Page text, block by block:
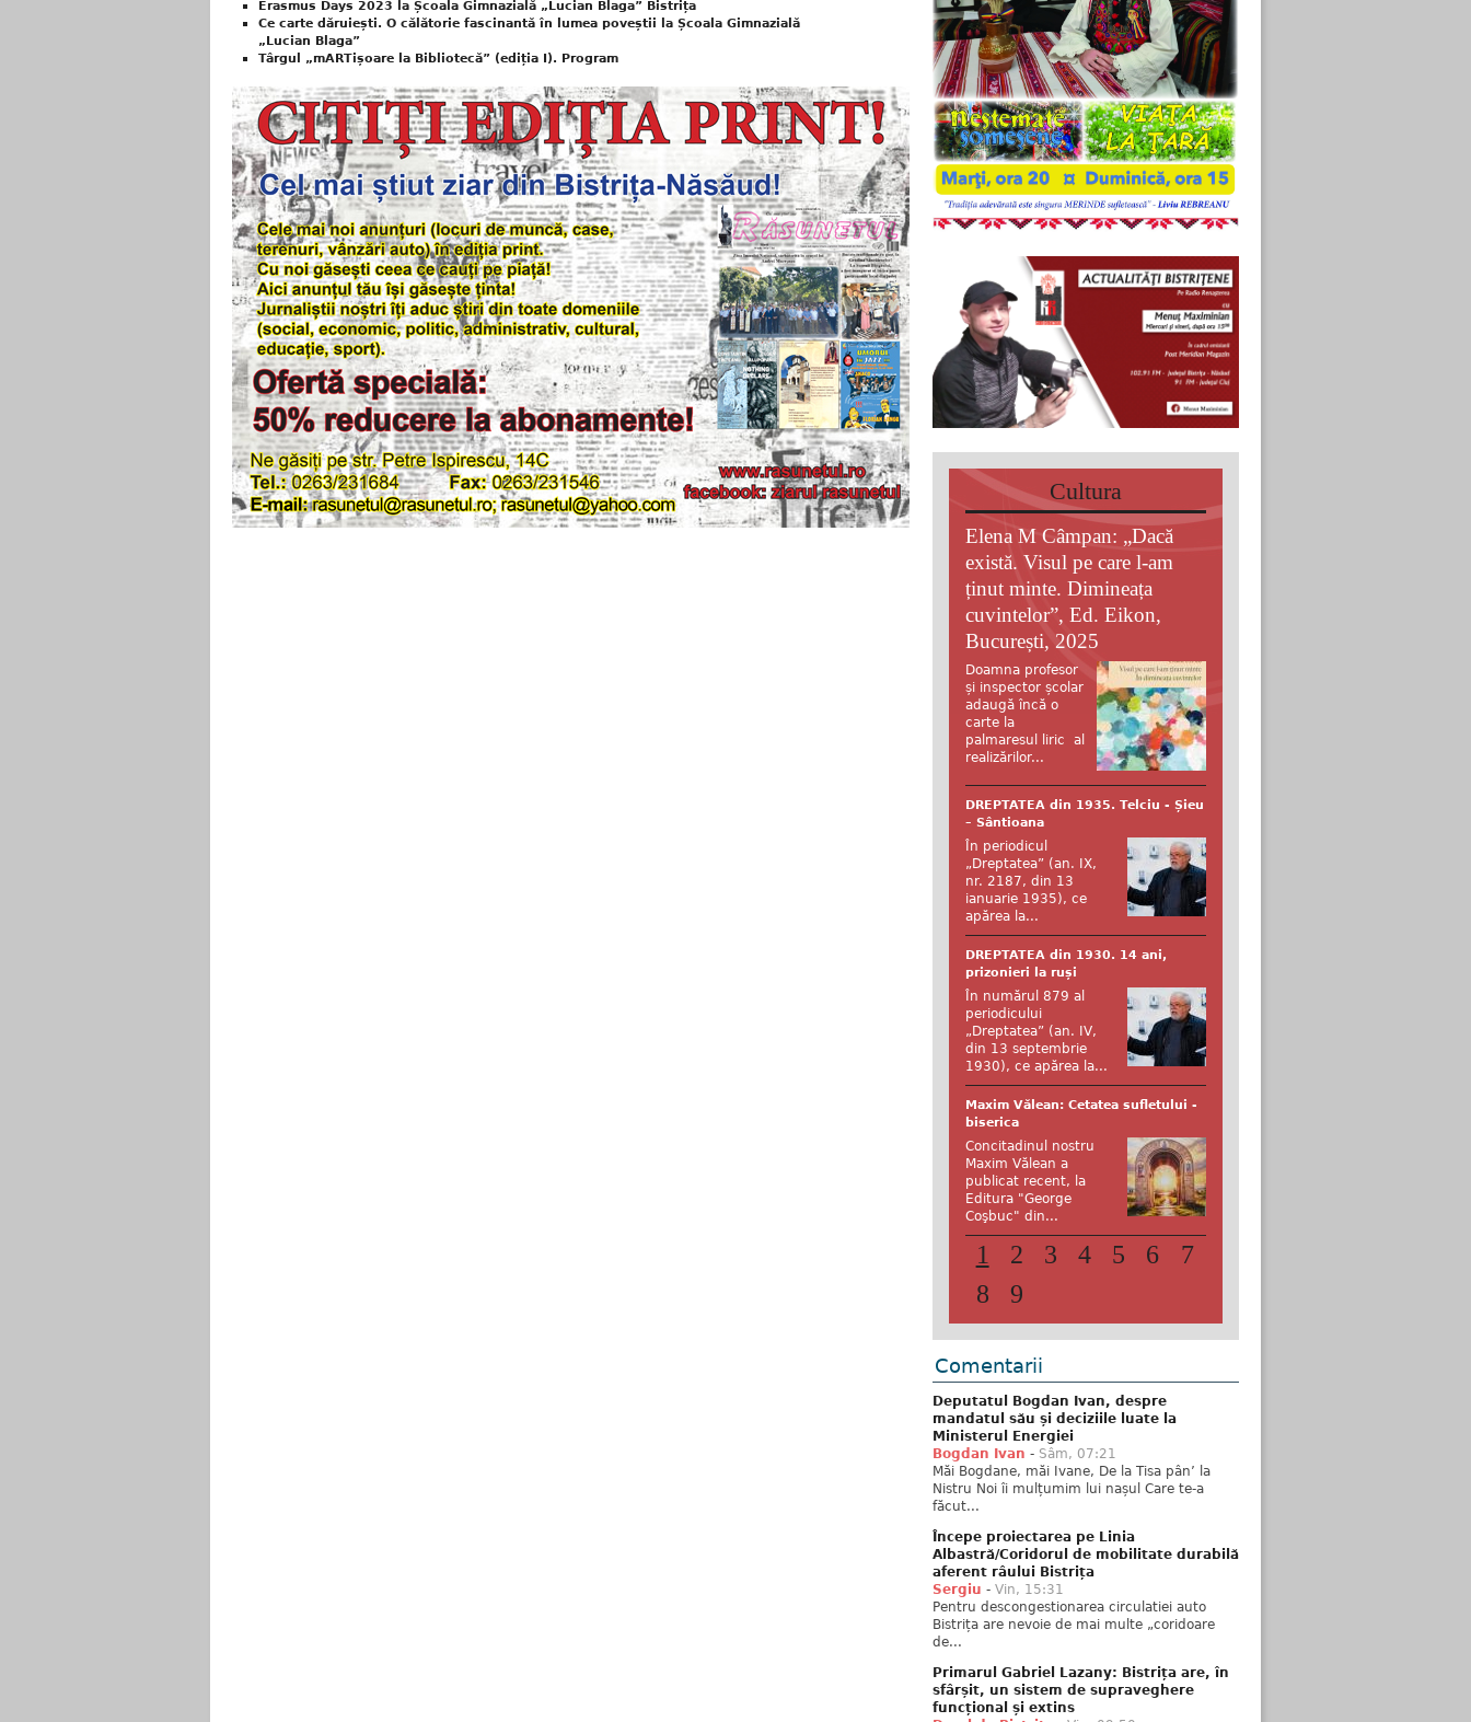
Erasmus Days 2023 la Școala Gimnazială „Lucian Blaga” Bistrița
Ce carte dăruiești. O călătorie fascinantă în lumea poveștii la Școala Gimnazială
„Lucian Blaga”
Târgul „mARTișoare la Bibliotecă” (ediția I). Program
Cultura
Elena M Câmpan: „Dacă
există. Visul pe care l-am
ținut minte. Dimineața
cuvintelor”, Ed. Eikon,
București, 2025
Doamna profesor
și inspector școlar
adaugă încă o
carte la
palmaresul liric al
realizărilor...
DREPTATEA din 1935. Telciu - Șieu
– Sântioana
În periodicul
„Dreptatea” (an. IX,
nr. 2187, din 13
ianuarie 1935), ce
apărea la...
DREPTATEA din 1930. 14 ani,
prizonieri la ruși
În numărul 879 al
periodicului
„Dreptatea” (an. IV,
din 13 septembrie
1930), ce apărea la...
Maxim Vălean: Cetatea sufletului -
biserica
Concitadinul nostru
Maxim Vălean a
publicat recent, la
Editura "George
Coşbuc" din...
1 2 3 4 5 6
7
8
9
Comentarii
Deputatul Bogdan Ivan, despre
mandatul său și deciziile luate la
Ministerul Energiei
Bogdan Ivan - Sâm, 07:21
Măi Bogdane, măi Ivane, De la Tisa pân’ la
Nistru Noi îi mulțumim lui nașul Care te-a
făcut...
Începe proiectarea pe Linia
Albastră/Coridorul de mobilitate durabilă
aferent râului Bistrița
Sergiu - Vin, 15:31
Pentru descongestionarea circulatiei auto
Bistrița are nevoie de mai multe „coridoare
de...
Primarul Gabriel Lazany: Bistrița are, în
sfârșit, un sistem de supraveghere
funcțional și extins